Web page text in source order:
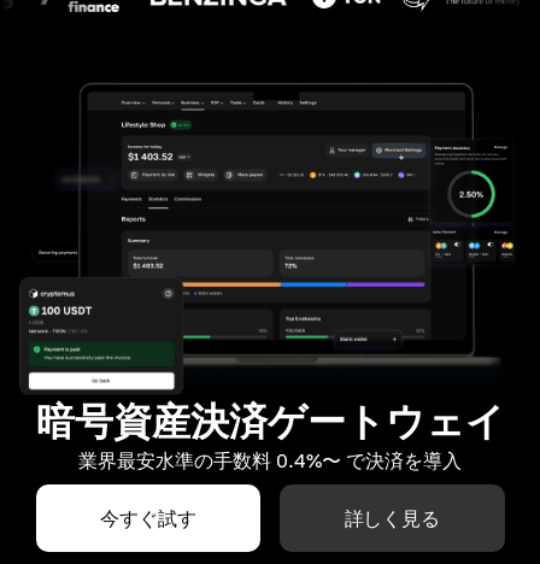
暗号資産決済ゲートウェイ
業界最安水準の手数料 0.4%〜 で決済を導入
今すぐ試す 詳しく見る